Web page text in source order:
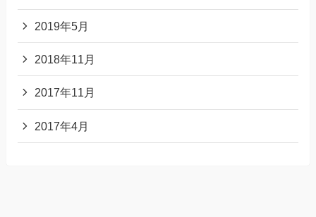
2019年5月
2018年11月
2017年11月
2017年4月